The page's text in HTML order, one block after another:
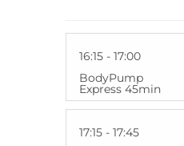
16:15 - 17:00
BodyPump
Express 45min
17:15 - 17:45